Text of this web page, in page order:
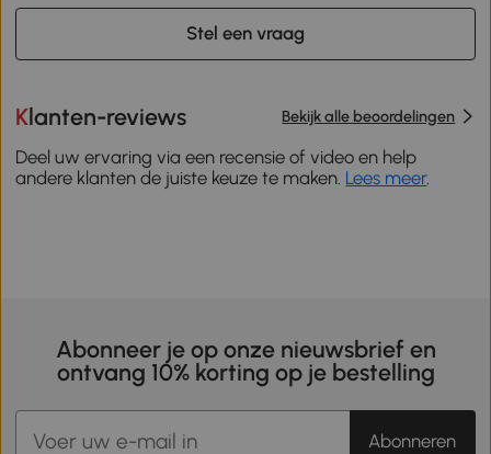
Stel een vraag
Klanten-reviews Bekijk alle beoordelingen
Deel uw ervaring via een recensie of video en help
andere klanten de juiste keuze te maken. Lees meer.
Abonneer je op onze nieuwsbrief en
ontvang 10% korting op je bestelling
Abonneren